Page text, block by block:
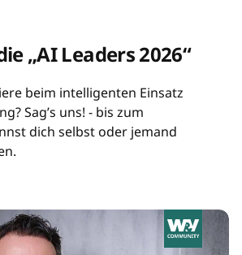
„AI Leaders 2026“
beim intelligenten Einsatz
Sag’s uns! - bis zum
dich selbst oder jemand